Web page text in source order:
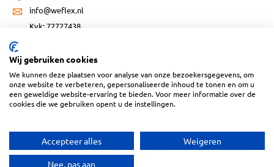
info@weflex.nl
Kvk: 72727438
Website ontwikkeld door:
Wij gebruiken cookies
We kunnen deze plaatsen voor analyse van onze bezoekersgegevens, om
onze website te verbeteren, gepersonaliseerde inhoud te tonen en om u
een geweldige website-ervaring te bieden. Voor meer informatie over de
cookies die we gebruiken opent u de instellingen.
Accepteer alles Weigeren
Nee, pas aan